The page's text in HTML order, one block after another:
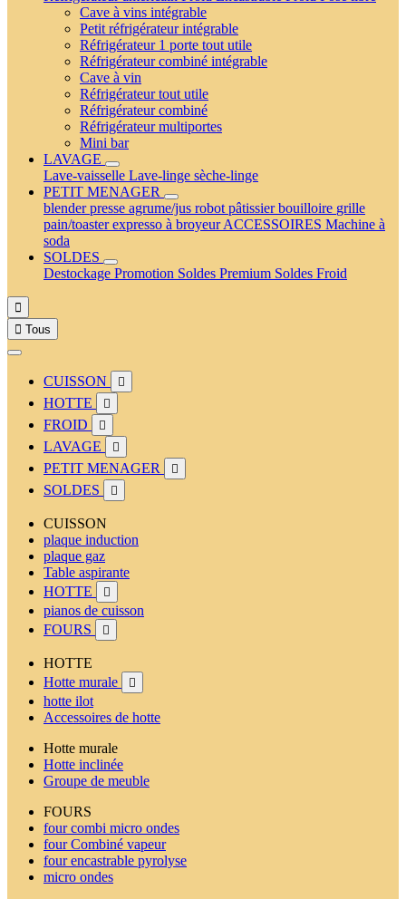
Cave à vins intégrable
Petit réfrigérateur intégrable
Réfrigérateur 1 porte tout utile
Réfrigérateur combiné intégrable
Cave à vin
Réfrigérateur tout utile
Réfrigérateur combiné
Réfrigérateur multiportes
Mini bar
LAVAGE
Lave-vaisselle Lave-linge sèche-linge
PETIT MENAGER
blenderpresse agrume/jus robot pâtissierbouilloire grille
pain/toasterexpresso à broyeurACCESSOIRES Machine à
soda
SOLDES
Destockage Promotion Soldes Premium Soldes Froid

 Tous
CUISSON 
HOTTE 
FROID 
LAVAGE 
PETIT MENAGER 
SOLDES 
CUISSON
plaque induction
plaque gaz
Table aspirante
HOTTE

pianos de cuisson
FOURS

HOTTE
Hotte murale

hotte ilot
Accessoires de hotte
Hotte murale
Hotte inclinée
Groupe de meuble
FOURS
four combi micro ondes
four Combiné vapeur
four encastrable pyrolyse
micro ondes